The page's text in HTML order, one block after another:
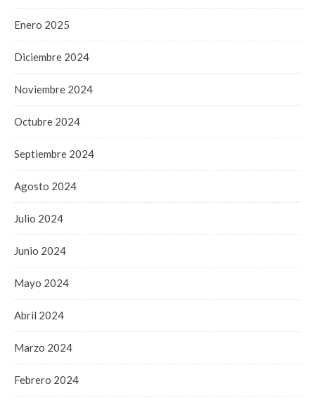
Enero 2025
Diciembre 2024
Noviembre 2024
Octubre 2024
Septiembre 2024
Agosto 2024
Julio 2024
Junio 2024
Mayo 2024
Abril 2024
Marzo 2024
Febrero 2024